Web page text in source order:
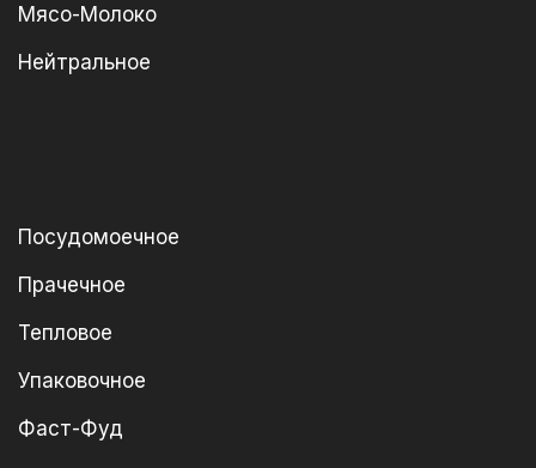
Мясо-Молоко
Нейтральное
Посудомоечное
Прачечное
Тепловое
Упаковочное
Фаст-Фуд